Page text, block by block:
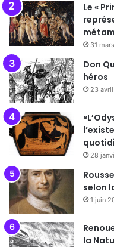
Le «
31
Don
héros
23
28
selon
1 juin
la